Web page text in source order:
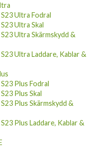
Ultra Fodral
Ultra Skal
Ultra Skärmskydd &
Ultra Laddare, Kablar &
Plus Fodral
Plus Skal
Plus Skärmskydd &
Plus Laddare, Kablar &